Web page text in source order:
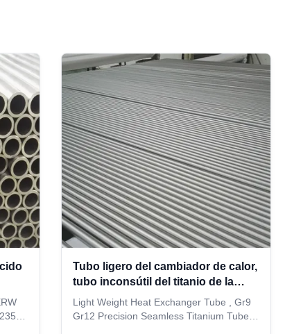
Tubo ligero del cambiador de calor,
tubo inconsútil del titanio de la
precisión de Gr9 Gr12
Light Weight Heat Exchanger Tube , Gr9
Gr12 Precision Seamless Titanium Tube